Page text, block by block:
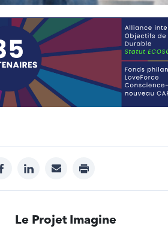
facebooklinkedinmail print
Le Projet Imagine